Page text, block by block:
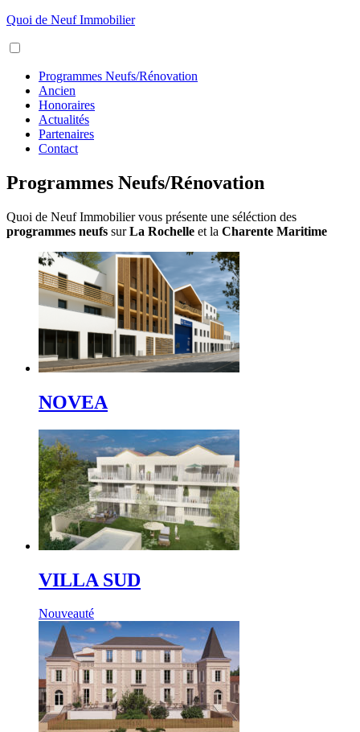
Aller
contenu
Quoi de Neuf Immobilier
Programmes Neufs/Rénovation
Ancien
Honoraires
Actualités
Partenaires
Contact
Programmes Neufs/Rénovation
Quoi de Neuf Immobilier vous présente une séléction des
programmes neufs surLa Rochelle et la Charente Maritime
NOVEA
VILLA SUD
Nouveauté